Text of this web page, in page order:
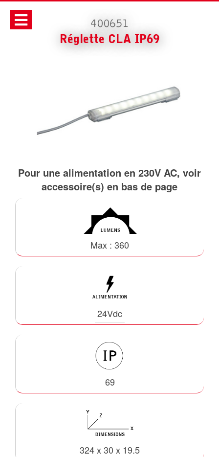
400651
Réglette CLA IP69
Pour une alimentation en 230V AC, voir
accessoire(s) en bas de page
Max : 360
24Vdc
69
324 x 30 x 19.5